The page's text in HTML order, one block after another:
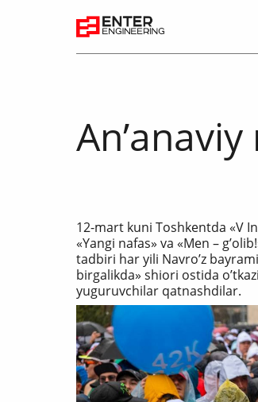
12-mart kuni Toshkentda «V
«Yangi nafas» va «Men –
tadbiri har yili Navroʼz
birgalikda» shiori ostida
yuguruvchilar qatnashdilar.